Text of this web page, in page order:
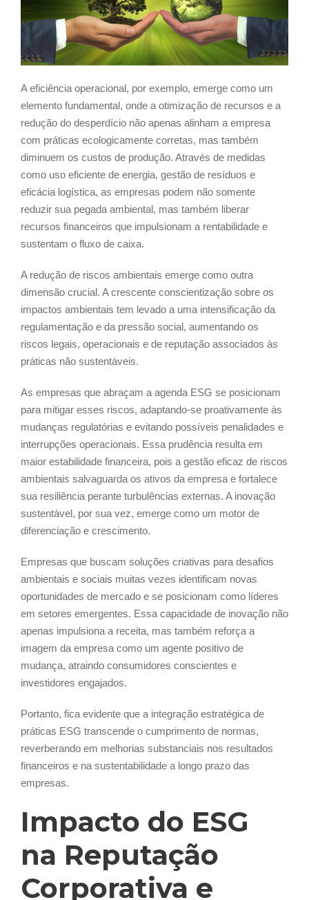
A eficiência operacional, por exemplo, emerge como um
elemento fundamental, onde a otimização de recursos e a
redução do desperdício não apenas alinham a empresa
com práticas ecologicamente corretas, mas também
diminuem os custos de produção. Através de medidas
como uso eficiente de energia, gestão de resíduos e
eficácia logística, as empresas podem não somente
reduzir sua pegada ambiental, mas também liberar
recursos financeiros que impulsionam a rentabilidade e
sustentam o fluxo de caixa.
A redução de riscos ambientais emerge como outra
dimensão crucial. A crescente conscientização sobre os
impactos ambientais tem levado a uma intensificação da
regulamentação e da pressão social, aumentando os
riscos legais, operacionais e de reputação associados às
práticas não sustentáveis.
As empresas que abraçam a agenda ESG se posicionam
para mitigar esses riscos, adaptando-se proativamente às
mudanças regulatórias e evitando possíveis penalidades e
interrupções operacionais. Essa prudência resulta em
maior estabilidade financeira, pois a gestão eficaz de riscos
ambientais salvaguarda os ativos da empresa e fortalece
sua resiliência perante turbulências externas. A inovação
sustentável, por sua vez, emerge como um motor de
diferenciação e crescimento.
Empresas que buscam soluções criativas para desafios
ambientais e sociais muitas vezes identificam novas
oportunidades de mercado e se posicionam como líderes
em setores emergentes. Essa capacidade de inovação não
apenas impulsiona a receita, mas também reforça a
imagem da empresa como um agente positivo de
mudança, atraindo consumidores conscientes e
investidores engajados.
Portanto, fica evidente que a integração estratégica de
práticas ESG transcende o cumprimento de normas,
reverberando em melhorias substanciais nos resultados
financeiros e na sustentabilidade a longo prazo das
empresas.
Impacto do ESG
na Reputação
Corporativa e